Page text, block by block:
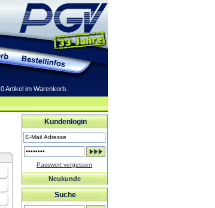
0 Artikel im Warenkorb.
Kundenlogin
Passwort vergessen
Neukunde
Suche